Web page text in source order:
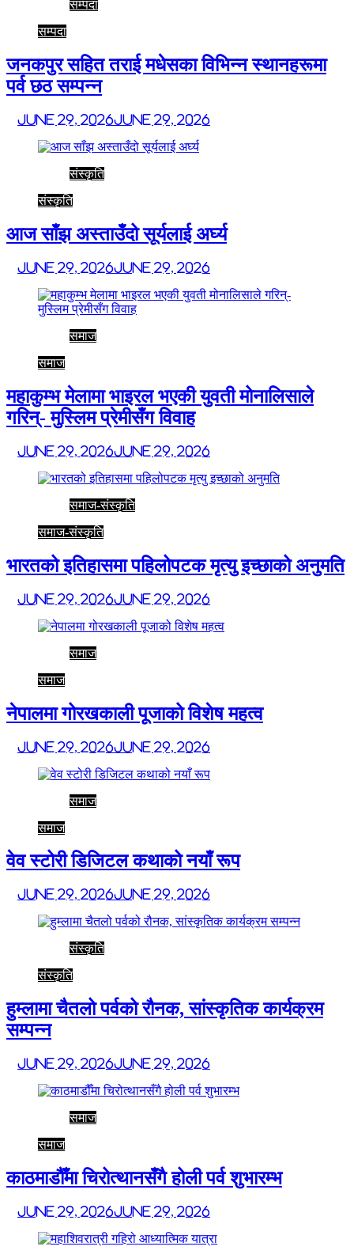
सम्पदा
सम्पदा
जनकपुर सहित तराई मधेसका विभिन्न स्थानहरूमा
पर्व छठ सम्पन्न
June 29, 2026June 29, 2026
संस्कृति
संस्कृति
आज साँझ अस्ताउँदो सूर्यलाई अर्घ्य
June 29, 2026June 29, 2026
समाज
समाज
महाकुम्भ मेलामा भाइरल भएकी युवती मोनालिसाले
गरिन्- मुस्लिम प्रेमीसँग विवाह
June 29, 2026June 29, 2026
समाज-संस्कृति
समाज-संस्कृति
भारतको इतिहासमा पहिलोपटक मृत्यु इच्छाको अनुमति
June 29, 2026June 29, 2026
समाज
समाज
नेपालमा गोरखकाली पूजाको विशेष महत्व
June 29, 2026June 29, 2026
समाज
समाज
वेव स्टोरी डिजिटल कथाको नयाँ रूप
June 29, 2026June 29, 2026
संस्कृति
संस्कृति
हुम्लामा चैतलो पर्वको रौनक, सांस्कृतिक कार्यक्रम
सम्पन्न
June 29, 2026June 29, 2026
समाज
समाज
काठमाडौँमा चिरोत्थानसँगै होली पर्व शुभारम्भ
June 29, 2026June 29, 2026